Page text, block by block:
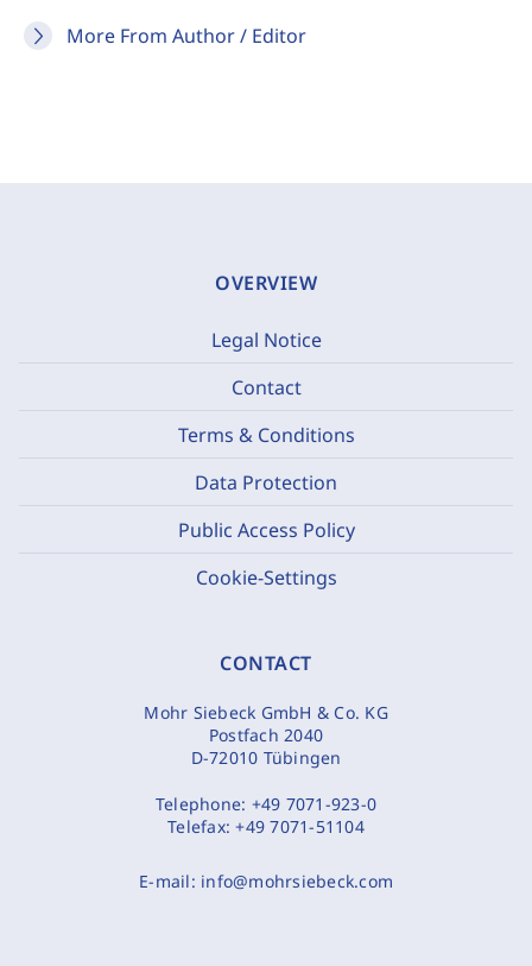
More From Author / Editor
OVERVIEW
Legal Notice
Contact
Terms & Conditions
Data Protection
Public Access Policy
Cookie-Settings
CONTACT
Mohr Siebeck GmbH & Co. KG
Postfach 2040
D-72010 Tübingen
Telephone: +49 7071-923-0
Telefax:+49 7071-51104
E-mail: info@mohrsiebeck.com